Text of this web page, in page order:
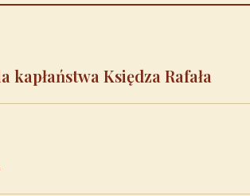
kapłaństwa Księdza Rafała